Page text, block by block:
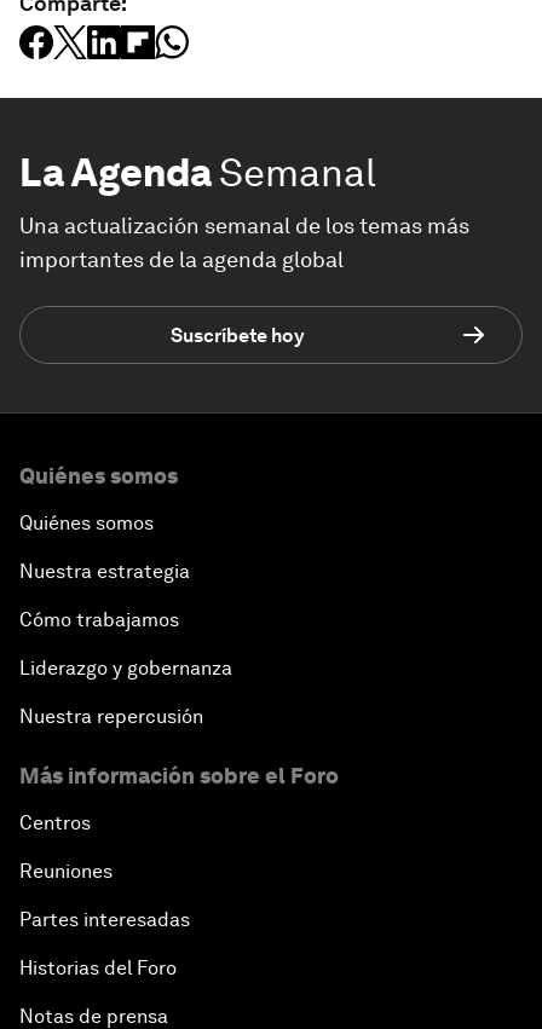
La AgendaSemanal
Una actualización semanal de los temas más
importantes de la agenda global
Suscríbete hoy
Quiénes somos
Quiénes somos
Nuestra estrategia
Cómo trabajamos
Liderazgo y gobernanza
Nuestra repercusión
Más información sobre el Foro
Centros
Reuniones
Partes interesadas
Historias del Foro
Notas de prensa